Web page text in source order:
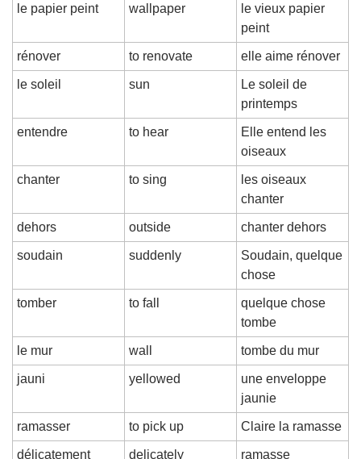
le papier peint wallpaper
le vieux papier
peint
rénover to renovate elle aime rénover
le soleil sun
Le soleil de
printemps
entendre to hear
Elle entend les
oiseaux
chanter to sing
les oiseaux
chanter
dehors outside chanter dehors
soudain suddenly
Soudain, quelque
chose
tomber to fall
quelque chose
tombe
le mur wall tombe du mur
jauni yellowed
une enveloppe
jaunie
ramasser to pick up Claire la ramasse
délicatement delicately ramasse